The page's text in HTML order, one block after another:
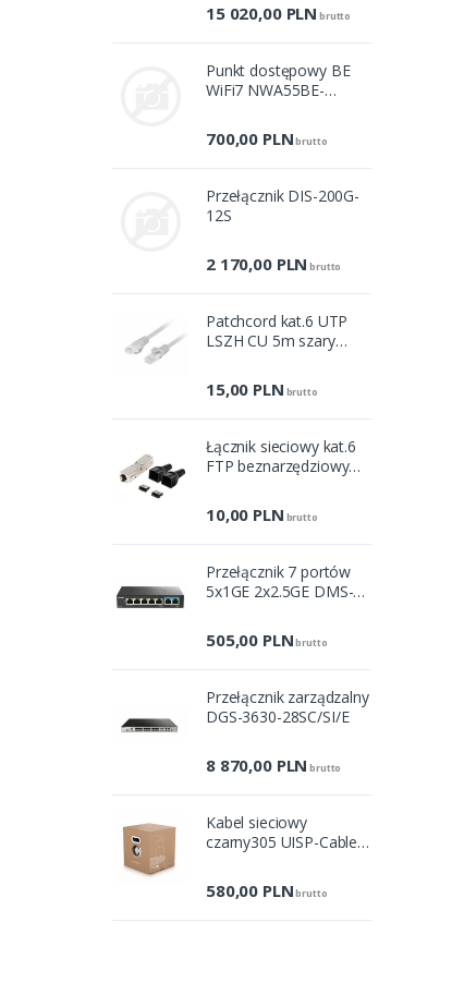
15 020,00 PLN brutto
Punkt dostępowy BE
WiFi7 NWA55BE-
700,00 PLNbrutto
Przełącznik DIS-200G-
12S
2 170,00 PLN brutto
Patchcord kat.6 UTP
LSZH CU 5m szary
15,00 PLN brutto
Łącznik sieciowy kat.6
FTP beznarzędziowy
10,00 PLN brutto
Przełącznik 7 portów
5x1GE 2x2.5GE DMS-
505,00 PLNbrutto
Przełącznik zarządzalny
DGS-3630-28SC/SI/E
8 870,00 PLN brutto
Kabel sieciowy
czarny305 UISP-Cable-
580,00 PLNbrutto